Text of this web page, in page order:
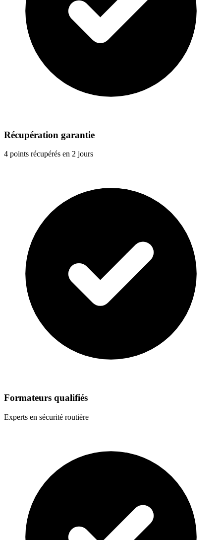
Récupération garantie
4 points récupérés en 2 jours
Formateurs qualifiés
Experts en sécurité routière